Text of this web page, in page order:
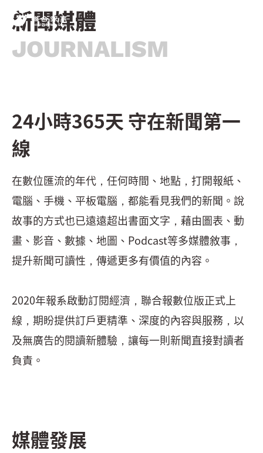
新聞媒體
JOURNALISM
24小時365天 守在新聞第一
線
在數位匯流的年代，任何時間、地點，打開報紙、
電腦、手機、平板電腦，都能看見我們的新聞。說
故事的方式也已遠遠超出書面文字，藉由圖表、動
畫、影音、數據、地圖、Podcast等多媒體敘事，
提升新聞可讀性，傳遞更多有價值的內容。
2020年報系啟動訂閱經濟，聯合報數位版正式上
線，期盼提供訂戶更精準、深度的內容與服務，以
及無廣告的閱讀新體驗，讓每一則新聞直接對讀者
負責。
媒體發展